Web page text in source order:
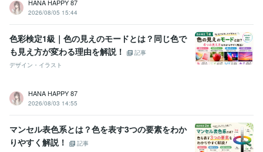
資格・検定
アロマテラピー検定1級 取得年 : 2020年
ビジネス・クリエイティブツール
STUDIO:1年
PowerPoint:1年
得意分野
Web制作・HP作成・EC構築 STUDIOによるWEBサイト制作 Word
PressによるWEBサイト制作 ペライチによるWEBサイト制作
Wix
BASE ストアカサムネイルの作成 ココナラサムネイルの作成 Figm
HANA HAPPY 87
2026/08/05 15:44
色彩検定1級｜色の見えのモードとは？同じ色で
も見え方が変わる理由を解説！
記事
デザイン・イラスト
HANA HAPPY 87
2026/08/03 14:55
マンセル表色系とは？色を表す3つの要素をわか
りやすく解説！
記事